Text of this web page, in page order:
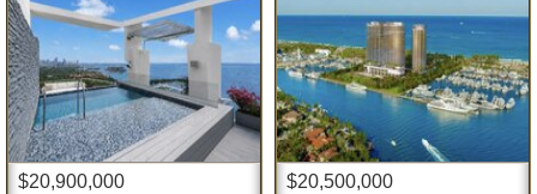
$20,900,000 $20,500,000